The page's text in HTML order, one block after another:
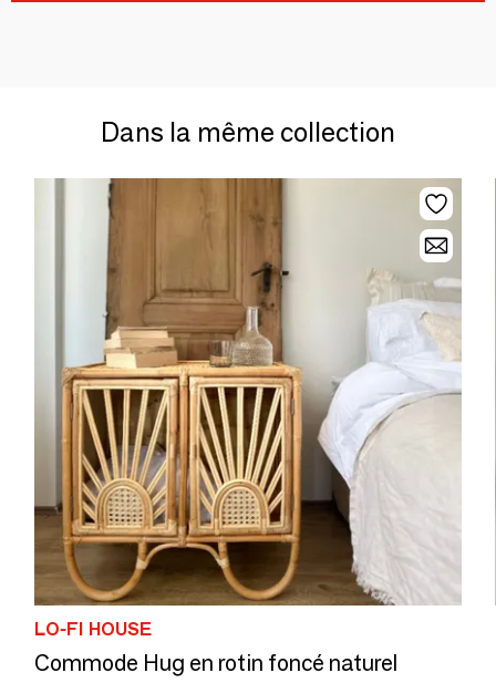
Dans la même collection
LO-FI HOUSE
Commode Hug en rotin foncé naturel